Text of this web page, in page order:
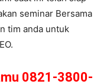
seminar Bersama
tim anda untuk
0821-3800-